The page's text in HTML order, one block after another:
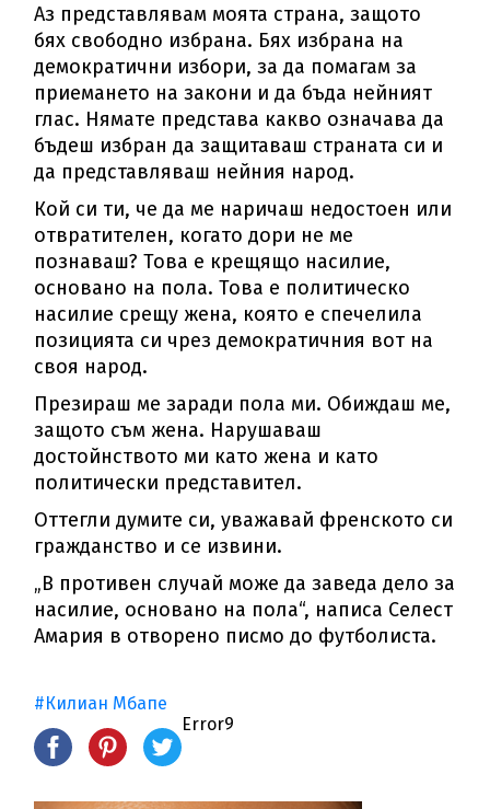
Аз представлявам моята страна, защото
бях свободно избрана. Бях избрана на
демократични избори, за да помагам за
приемането на закони и да бъда нейният
глас. Нямате представа какво означава да
бъдеш избран да защитаваш страната си и
да представляваш нейния народ.
Кой си ти, че да ме наричаш недостоен или
отвратителен, когато дори не ме
познаваш? Това е крещящо насилие,
основано на пола. Това е политическо
насилие срещу жена, която е спечелила
позицията си чрез демократичния вот на
своя народ.
Презираш ме заради пола ми. Обиждаш ме,
защото съм жена. Нарушаваш
достойнството ми като жена и като
политически представител.
Оттегли думите си, уважавай френското си
гражданство и се извини.
„В противен случай може да заведа дело за
насилие, основано на пола“, написа Селест
Амария в отворено писмо до футболиста.
#Килиан Мбапе
Error9